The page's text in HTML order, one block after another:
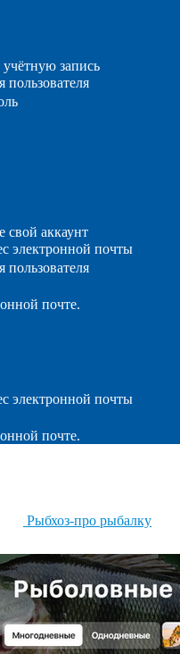
запись
свой аккаунт
электронной почты
почте.
электронной почты
почте.
Рыбхоз-про рыбалку